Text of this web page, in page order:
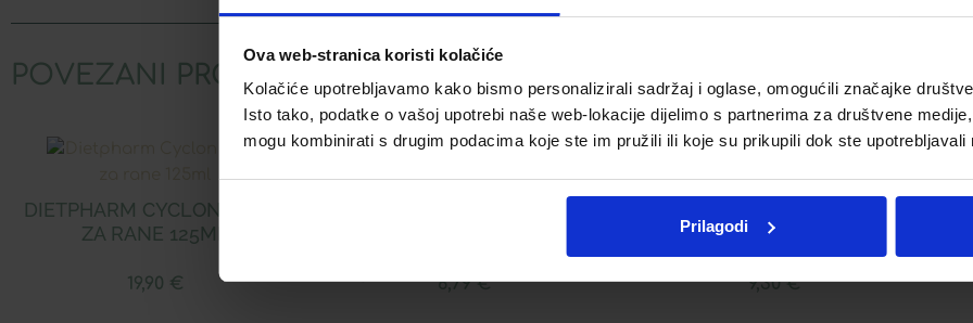
Ova web-stranica koristi kolačiće
Kolačiće upotrebljavamo kako bismo personalizirali sadržaj i oglase, omogućili značajke
Isto tako, podatke o vašoj upotrebi naše web-lokacije dijelimo s partnerima za društvene
mogu kombinirati s drugim podacima koje ste im pružili ili koje su prikupili dok ste upotrebljavali
Prilagodi
POVEZANI PROIZVODI
DIETPHARM CYCLON SPREJ
ZA RANE 125ML
19,90 € 6,79€
10
9,30€